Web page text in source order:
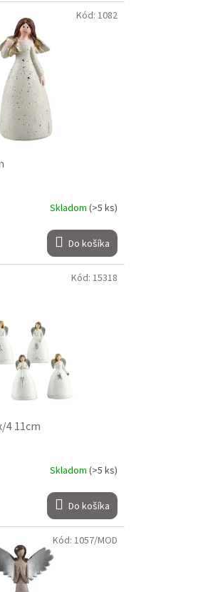
Skladom (>5 ks)
Do košíka
Kód: 1082
4 11cm
Skladom (>5 ks)
Do košíka
Kód: 15318
Kód: 1057/MOD